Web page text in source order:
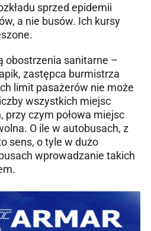
sprzed epidemii
a nie busów. Ich kursy
obostrzenia sanitarne –
zastępca burmistrza
limit pasażerów nie może
wszystkich miejsc
przy czym połowa miejsc
O ile w autobusach, z
sens, o tyle w dużo
wprowadzanie takich